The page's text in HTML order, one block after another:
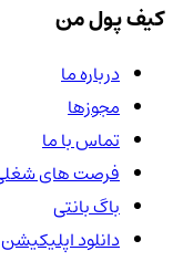
کیف پول من
درباره ما
مجوزها
تماس با ما
فرصت های شغلی
باگ بانتی
دانلود اپلیکیشن